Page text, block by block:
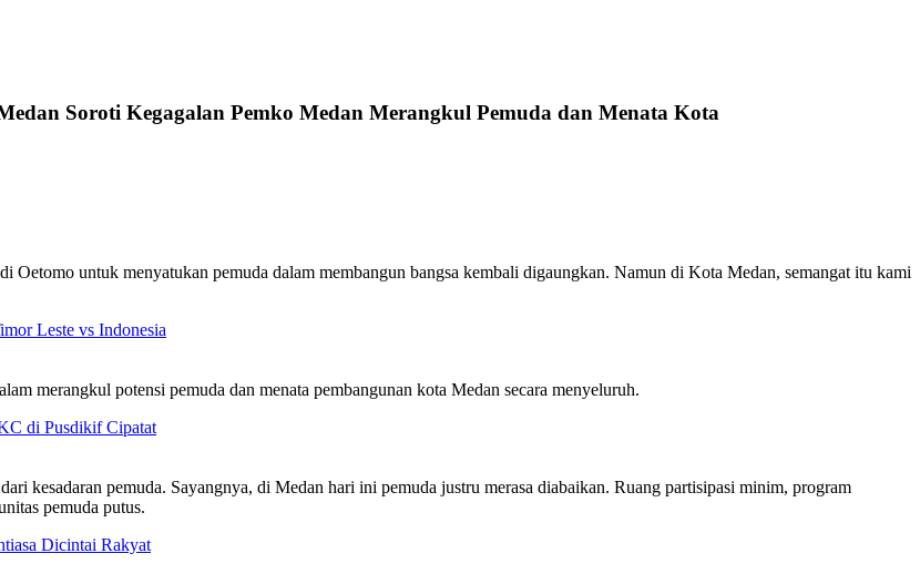
Soroti Kegagalan Pemko Medan Merangkul Pemuda dan Menata Kota
untuk menyatukan pemuda dalam membangun bangsa kembali digaungkan. Namun di Kota Medan, semangat itu kami
Leste vs Indonesia
merangkul potensi pemuda dan menata pembangunan kota Medan secara menyeluruh.
di Pusdikif Cipatat
kesadaran pemuda. Sayangnya, di Medan hari ini pemuda justru merasa diabaikan. Ruang partisipasi minim, program
pemuda putus.
Dicintai Rakyat